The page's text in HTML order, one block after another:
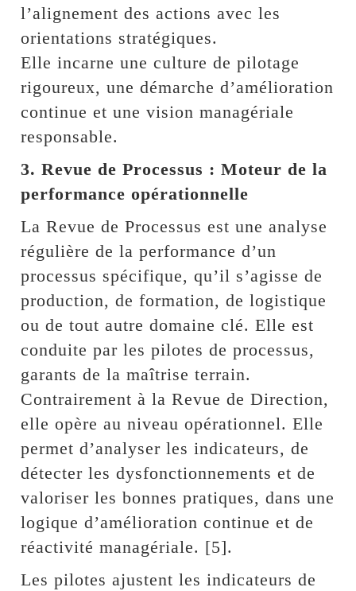
l’alignement des actions avec les
orientations stratégiques.
Elle incarne une culture de pilotage
rigoureux, une démarche d’amélioration
continue et une vision managériale
responsable.
3. Revue de Processus : Moteur de la
performance opérationnelle
La Revue de Processus est une analyse
régulière de la performance d’un
processus spécifique, qu’il s’agisse de
production, de formation, de logistique
ou de tout autre domaine clé. Elle est
conduite par les pilotes de processus,
garants de la maîtrise terrain.
Contrairement à la Revue de Direction,
elle opère au niveau opérationnel. Elle
permet d’analyser les indicateurs, de
détecter les dysfonctionnements et de
valoriser les bonnes pratiques, dans une
logique d’amélioration continue et de
réactivité managériale. [5].
Les pilotes ajustent les indicateurs de